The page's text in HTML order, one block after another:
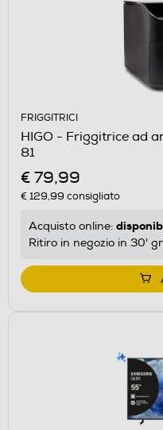
FRIGGITRICI
HIGO - Friggitrice ad
81
€ 79,99
€ 129,99 consigliato
Acquisto online:
Ritiro in negozio in 30'